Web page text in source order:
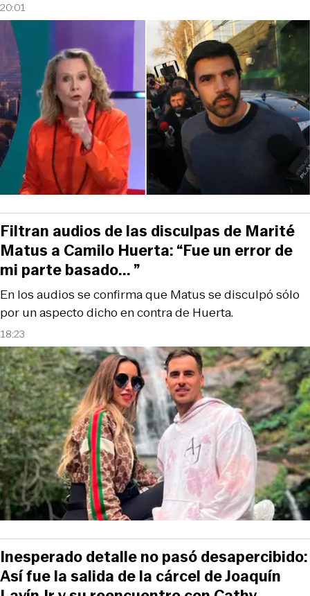
20:01
18:23
En los audios se confirma que Matus se disculpó sólo
por un aspecto dicho en contra de Huerta.
Filtran audios de las disculpas de Marité
Matus a Camilo Huerta: “Fue un error de
mi parte basado... ”
Inesperado detalle no pasó desapercibido:
Así fue la salida de la cárcel de Joaquín